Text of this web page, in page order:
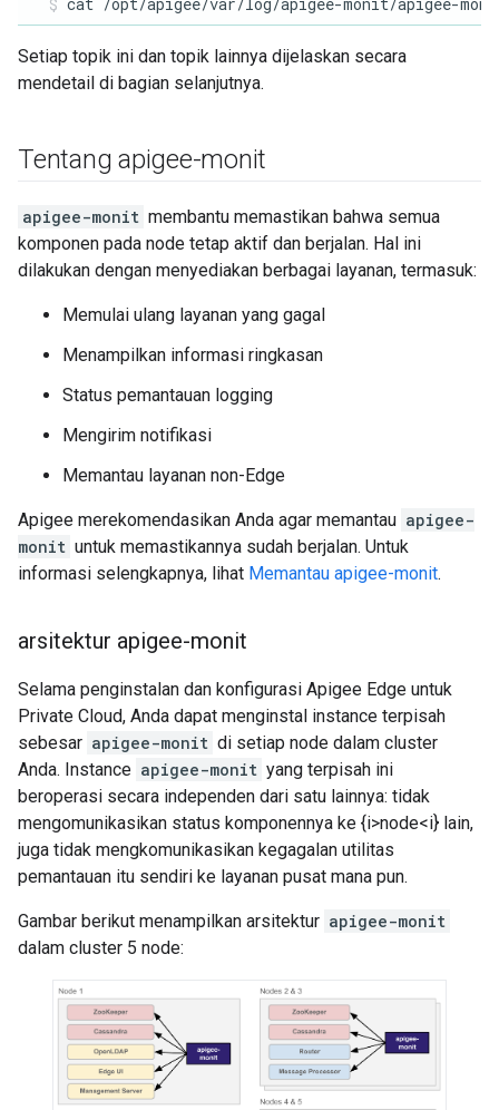
Setiap topik ini dan topik lainnya dijelaskan secara
mendetail di bagian selanjutnya.
Tentang apigee-monit
apigee-monit membantu memastikan bahwa semua
komponen pada node tetap aktif dan berjalan. Hal ini
dilakukan dengan menyediakan berbagai layanan, termasuk:
Memulai ulang layanan yang gagal
Menampilkan informasi ringkasan
Status pemantauan logging
Mengirim notifikasi
Memantau layanan non-Edge
Apigee merekomendasikan Anda agar memantau apigee-
monit untuk memastikannya sudah berjalan. Untuk
informasi selengkapnya, lihat Memantau apigee-monit.
arsitektur apigee-monit
Selama penginstalan dan konfigurasi Apigee Edge untuk
Private Cloud, Anda dapat menginstal instance terpisah
sebesar apigee-monit di setiap node dalam cluster
Anda. Instance apigee-monit yang terpisah ini
beroperasi secara independen dari satu lainnya: tidak
mengomunikasikan status komponennya ke {i>node<i} lain,
juga tidak mengkomunikasikan kegagalan utilitas
pemantauan itu sendiri ke layanan pusat mana pun.
Gambar berikut menampilkan arsitektur apigee-monit
dalam cluster 5 node: